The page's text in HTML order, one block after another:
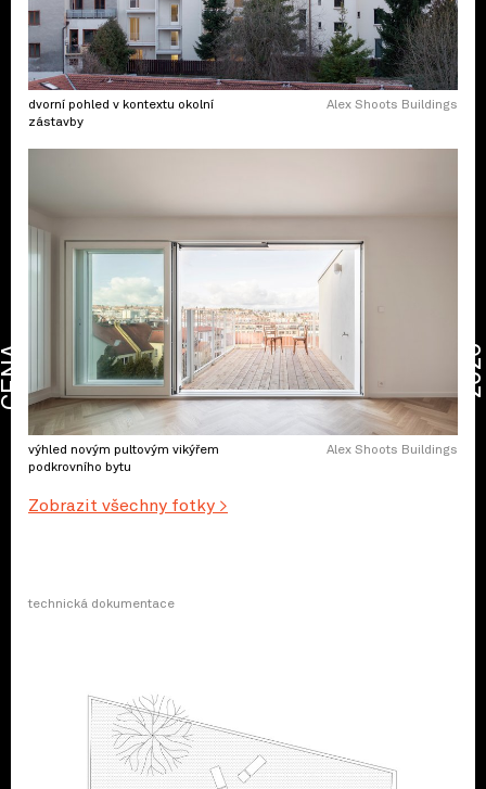
dvorní pohled v kontextu okolní
zástavby
Alex Shoots Buildings
výhled novým pultovým vikýřem
podkrovního bytu
Alex Shoots Buildings
Zobrazit všechny fotky >
technická dokumentace
CENA 2026